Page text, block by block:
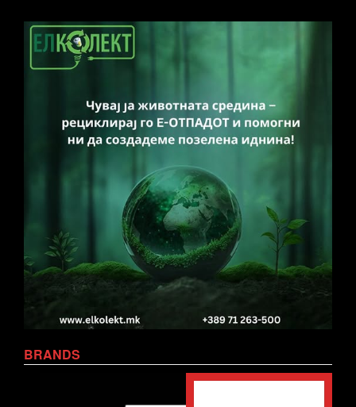
BRANDS